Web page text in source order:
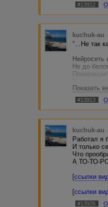
И под эти
Атрофируется
Пусть работают
Людям подарив
Виртуальные
В бочке яда ложка
И, от страха
Населенье с
Превращается в
Так что брось
В бочке яда мёд
#13912
kuchuk-au
"...Не так
Нейросеть
Не до
Писать на
Увы, мон
Вы
Или как
Хочу
Не знаю
[ссылки
оригинал,
Показать
#13913
kuchuk-au
Работал я
И только
Что
А ТО-ТО-
[ссылки
[ссылки
#13926